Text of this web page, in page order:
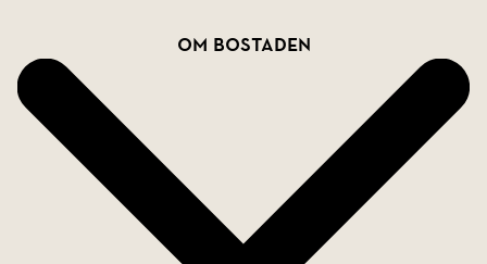
Om bostaden